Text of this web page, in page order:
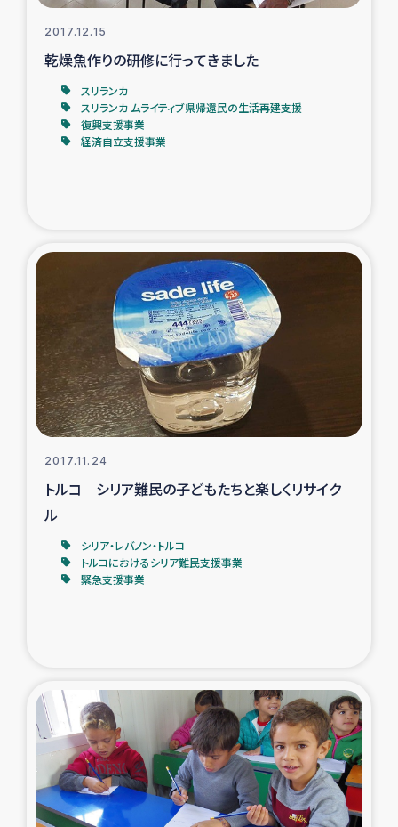
トルコにおけるシリア難民支援事業
インドネシア中部 スラウェシの地震・津波被災者支援
スリランカ ムライティブ県帰還民の生活再建支援
スリランカ ジャフナ県干物事業
スリランカの南北女性をつなぐサリー・リサイクル・プロ
ジェクト
復興支援事業
民際教育事業
女性グループPIFWANITAによる食品加工事業
令和6年能登半島地震 緊急支援
タイ国境ミャンマー移民子ども支援
漁民によるマングローブ植林活動
レバノンでのシリア難民への食糧・越冬支援
2017.12.15
乾燥魚作りの研修に行ってきました
スリランカ
スリランカ ムライティブ県帰還民の生活再建支援
復興支援事業
経済自立支援事業
2017.11.24
トルコ シリア難民の子どもたちと楽しくリサイク
ル
シリア・レバノン・トルコ
トルコにおけるシリア難民支援事業
緊急支援事業